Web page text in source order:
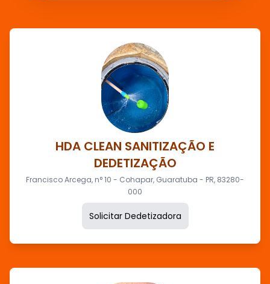
HDA CLEAN SANITIZAÇÃO E
DEDETIZAÇÃO
Francisco Arcega, n° 10 - Cohapar, Guaratuba - PR, 83280-
000
Solicitar Dedetizadora